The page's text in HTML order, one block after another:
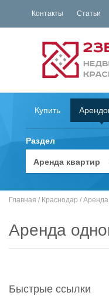
Контакты Статьи
Купить
Раздел
Главная / Краснодар / Аренда
Аренда
Быстрые ссылки